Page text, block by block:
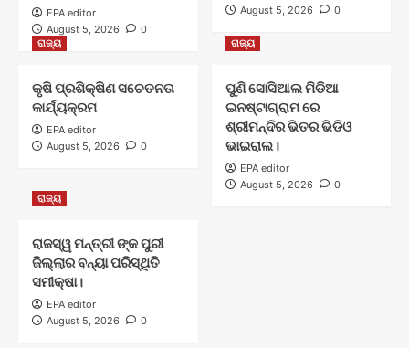
EPA editor
August 5, 2026
0
August 5, 2026
0
ରାଜ୍ୟ
କୃଷି ପ୍ରଶିକ୍ଷିଣ ସଚେତନତା
କାର୍ଯ୍ୟକ୍ରମ
EPA editor
August 5, 2026
0
ରାଜ୍ୟ
ପୁଣି ସୋସିଆଲ ମିଡିଆ
ଇନଷ୍ଟାଗ୍ରାମ ରେ
ଶ୍ରୀମନ୍ଦିର ଭିତର ଭିଡିଓ
ଭାଇରାଲ।
EPA editor
August 5, 2026
0
ରାଜ୍ୟ
ରାଜସ୍ୱ ମନ୍ତ୍ରୀ ଙ୍କ ପୁରୀ
ଜିଲ୍ଲାର ବନ୍ୟା ପରିସ୍ଥିତି
ସମୀକ୍ଷା।
EPA editor
August 5, 2026
0